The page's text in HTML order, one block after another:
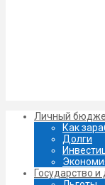
Личный
Как
Долги
Государство и